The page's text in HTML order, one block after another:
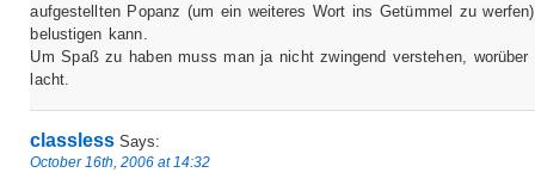
aufgestellten Popanz (um ein weiteres Wort ins Getümmel zu werfen)
belustigen kann.
Um Spaß zu haben muss man ja nicht zwingend verstehen, worüber
lacht.
classless Says:
October 16th, 2006 at 14:32